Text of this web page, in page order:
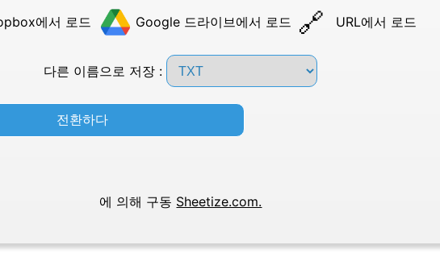
에서 로드 Google 드라이브에서 로드 URL에서 로드
다른 이름으로 저장 :
전환하다
에 의해 구동 Sheetize.com.